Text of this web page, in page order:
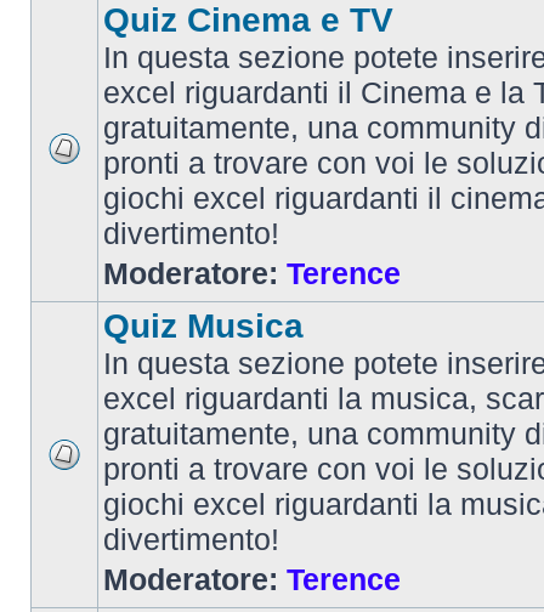
Quiz Cinema e TV
In questa sezione potete
excel riguardanti il Cinema e la
gratuitamente, una community
pronti a trovare con voi le
giochi excel riguardanti il
divertimento!
Moderatore: Terence
Quiz Musica
In questa sezione potete
excel riguardanti la musica,
gratuitamente, una community
pronti a trovare con voi le
giochi excel riguardanti la
divertimento!
Moderatore: Terence